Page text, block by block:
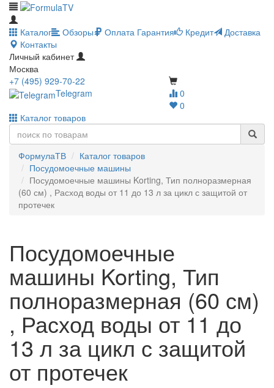
Каталог Обзоры Оплата Гарантия Кредит
Доставка
Контакты
Личный кабинет
Москва
0
0
+7 (495) 929-70-22
Telegram
Каталог товаров
ФормулаТВ
Каталог товаров
Посудомоечные машины
Посудомоечные машины Korting, Тип полноразмерная
(60 см) , Расход воды от 11 до 13 л за цикл с защитой от
протечек
Посудомоечные
машины Korting, Тип
полноразмерная (60 см)
, Расход воды от 11 до
13 л за цикл с защитой
от протечек